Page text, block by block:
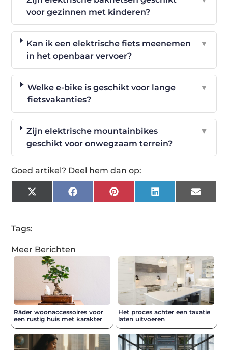
voor gezinnen met kinderen?
Kan ik een elektrische fiets meenemen
in het openbaar vervoer?
▼
Welke e-bike is geschikt voor lange
fietsvakanties?
▼
Zijn elektrische mountainbikes
geschikt voor onwegzaam terrein?
▼
Goed artikel? Deel hem dan op:
X
(Twitter)
FacebookPinterestLinkedIn Email
Tags:
Meer Berichten
Räder woonaccessoires voor
een rustig huis met karakter
Het proces achter een taxatie
laten uitvoeren